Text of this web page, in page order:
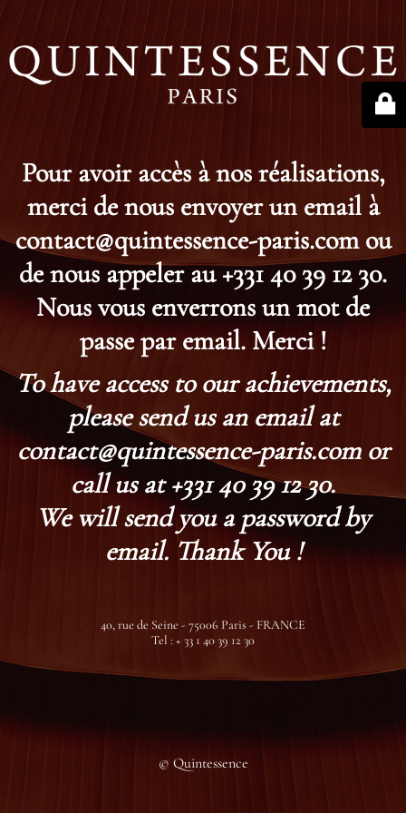
Pour avoir accès à nos réalisations,
merci de nous envoyer un email à
contact@quintessence-paris.com ou
de nous appeler au +331 40 39 12 30.
Nous vous enverrons un mot de
passe par email. Merci !
To have access to our achievements,
please send us an email at
contact@quintessence-paris.com or
call us at +331 40 39 12 30.
We will send you a password by
email. Thank You !
40, rue de Seine - 75006 Paris - FRANCE
Tel : + 33 1 40 39 12 30
© Quintessence